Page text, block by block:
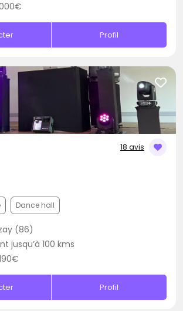
Profil
18 avis
Dance hall
(86)
jusqu’à 100 kms
Profil